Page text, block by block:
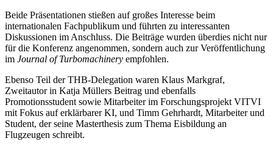
Beide Präsentationen stießen auf großes Interesse beim
internationalen Fachpublikum und führten zu interessanten
Diskussionen im Anschluss. Die Beiträge wurden überdies nicht nur
für die Konferenz angenommen, sondern auch zur Veröffentlichung
im Journal of Turbomachinery empfohlen.
Ebenso Teil der THB-Delegation waren Klaus Markgraf,
Zweitautor in Katja Müllers Beitrag und ebenfalls
Promotionsstudent sowie Mitarbeiter im Forschungsprojekt VITVI
mit Fokus auf erklärbarer KI, und Timm Gehrhardt, Mitarbeiter und
Student, der seine Masterthesis zum Thema Eisbildung an
Flugzeugen schreibt.